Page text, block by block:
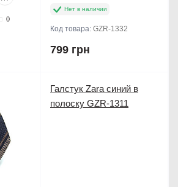
0
Нет в наличии
Код товара: GZR-1332
799 грн
Галстук Zara синий в
полоску GZR-1311